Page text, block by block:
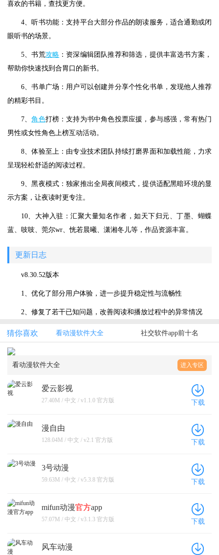
喜欢的书籍，查找更方便。
4、听书功能：支持平台大部分作品的朗读服务，适合通勤或闭
眼听书的场景。
5、书荒攻略 ：资深编辑团队推荐和筛选，提供丰富选书方案，
帮助你快速找到合胃口的新书。
6、书单广场：用户可以创建并分享个性化书单，发现他人推荐
的精彩书目。
7、角色打榜：支持为书中角色投票应援，参与感强，常有热门
男性或女性角色上榜互动活动。
8、体验至上：由专业技术团队持续打磨界面和加载性能，力求
呈现轻松舒适的阅读过程。
9、黑夜模式：独家推出全局夜间模式，提供适配黑暗环境的显
示方案，让夜读时更专注。
10、大神入驻：汇聚大量知名作者，如天下归元、丁墨、蝴蝶
蓝、吱吱、莞尔wr、恍若晨曦、潇湘冬儿等，作品资源丰富。
更新日志
v8.30.52版本
1、优化了部分用户体验，进一步提升稳定性与流畅性
2、修复了若干已知问题，改善阅读和播放过程中的异常情况
猜你喜欢 看动漫软件大全 社交软件app前十名
看动漫软件大全 进入专区
爱云影视
27.40M / 中文 / v1.1.0 官方版 下载
漫自由
128.04M / 中文 / v2.1 官方版 下载
3号动漫
59.63M / 中文 / v5.3.8 官方版 下载
mifun动漫官方app
57.07M / 中文 / v3.1.3 官方版 下载
风车动漫